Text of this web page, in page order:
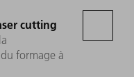
cutting
formage à